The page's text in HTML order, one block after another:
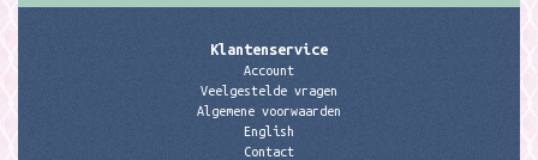
Klantenservice
Account
Veelgestelde vragen
Algemene voorwaarden
English
Contact